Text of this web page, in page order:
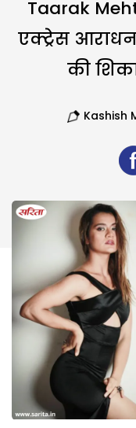
Taarak
एक्ट्रेस
की
Kashish